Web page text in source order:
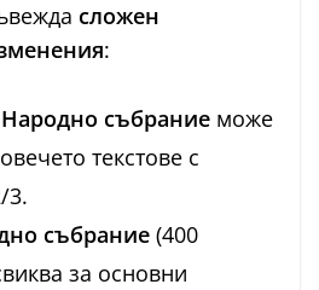
сложен
:
събрание може
текстове с
3.
събрание (400
за основни